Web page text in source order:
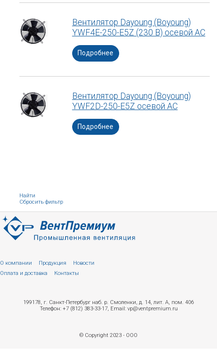
Вентилятор Dayoung (Boyoung)
YWF4E-250-E5Z (230 В) осевой АС
Подробнее
Вентилятор Dayoung (Boyoung)
YWF2D-250-E5Z осевой АС
Подробнее
Найти
Сбросить фильтр
О компании Продукция
Новости
Оплата и доставка
Контакты
199178, г. Санкт-Петербург наб. р. Смоленки, д. 14, лит. А, пом. 406
Телефон: +7 (812) 383-33-17, Email: vp@ventpremium.ru
© Copyright 2023 - ООО